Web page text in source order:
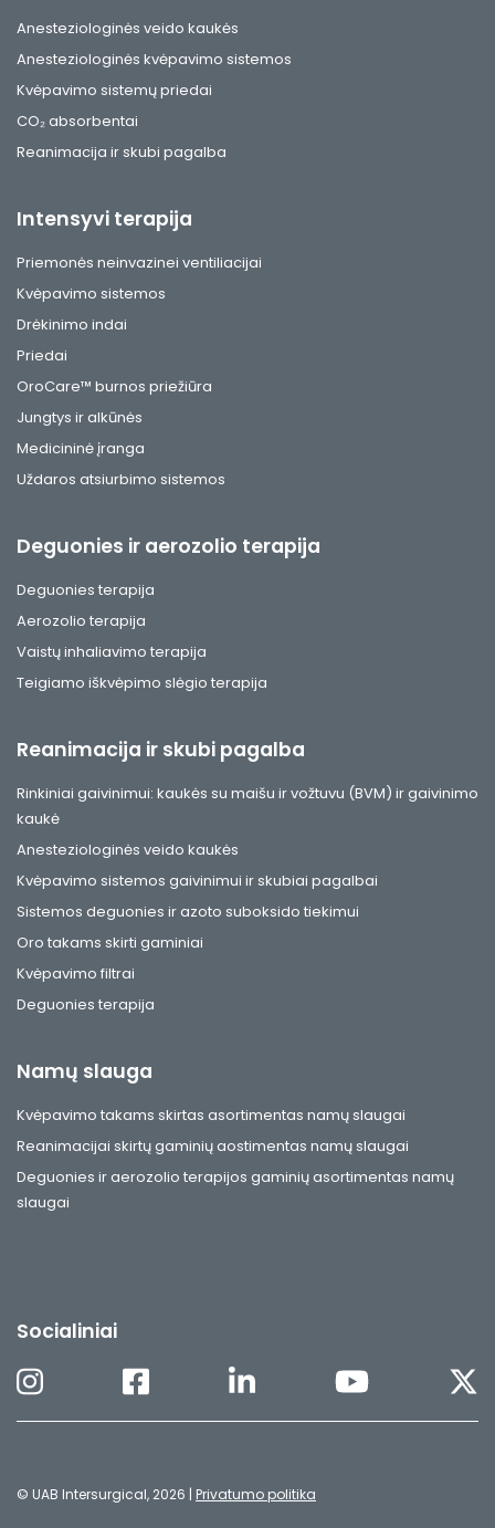
Anesteziologinės veido kaukės
Anesteziologinės kvėpavimo sistemos
Kvėpavimo sistemų priedai
CO₂ absorbentai
Reanimacija ir skubi pagalba
Intensyvi terapija
Priemonės neinvazinei ventiliacijai
Kvėpavimo sistemos
Drėkinimo indai
Priedai
OroCare™ burnos priežiūra
Jungtys ir alkūnės
Medicininė įranga
Uždaros atsiurbimo sistemos
Deguonies ir aerozolio terapija
Deguonies terapija
Aerozolio terapija
Vaistų inhaliavimo terapija
Teigiamo iškvėpimo slėgio terapija
Reanimacija ir skubi pagalba
Rinkiniai gaivinimui: kaukės su maišu ir vožtuvu (BVM) ir gaivinimo
kaukė
Anesteziologinės veido kaukės
Kvėpavimo sistemos gaivinimui ir skubiai pagalbai
Sistemos deguonies ir azoto suboksido tiekimui
Oro takams skirti gaminiai
Kvėpavimo filtrai
Deguonies terapija
Namų slauga
Kvėpavimo takams skirtas asortimentas namų slaugai
Reanimacijai skirtų gaminių aostimentas namų slaugai
Deguonies ir aerozolio terapijos gaminių asortimentas namų
slaugai
Socialiniai
© UAB Intersurgical, 2026 | Privatumo politika